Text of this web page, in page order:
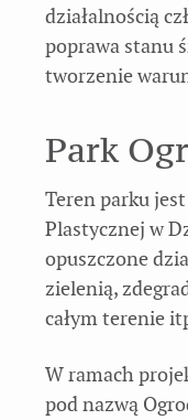
działalnością
poprawa stanu
tworzenie
Park
Teren parku
Plastycznej w
opuszczone
zielenią,
całym terenie
W ramach
pod nazwą